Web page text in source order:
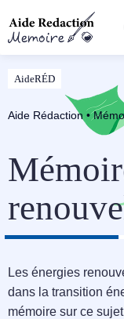
au
contenu
AideRÉD
Aide Rédaction •
Les énergies
dans la transition
mémoire sur ce